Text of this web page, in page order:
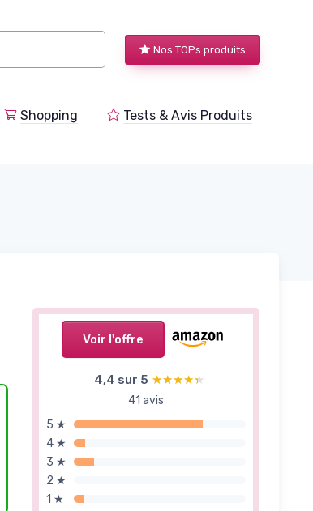
Nos TOPs produits
Shopping Tests & Avis Produits
Voir l'offre
4,4 sur 5 ★★★★★
★★★★★
41 avis
5 ★
4 ★
3 ★
2 ★
1 ★